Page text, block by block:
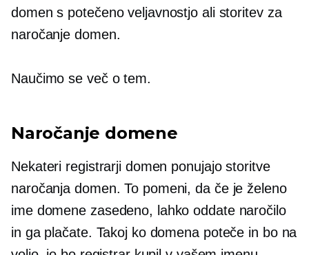
domen s potečeno veljavnostjo ali storitev za
naročanje domen.
Naučimo se več o tem.
Naročanje domene
Nekateri registrarji domen ponujajo storitve
naročanja domen. To pomeni, da če je želeno
ime domene zasedeno, lahko oddate naročilo
in ga plačate. Takoj ko domena poteče in bo na